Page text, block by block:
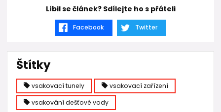
Líbil se článek? Sdílejte ho s přáteli
Facebook Twitter
Štítky
vsakovací tunely vsakovací zařízení
vsakování dešťové vody